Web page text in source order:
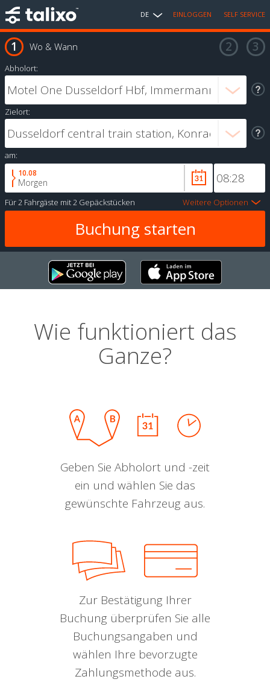
DE EINLOGGEN SELF SERVICE
Wo & Wann
Abholort:
Zielort:
am:
10.08
Morgen
Für2 Fahrgäste mit2 Gepäckstücken Weitere Optionen
Wie funktioniert das
Ganze?
Geben Sie Abholort und -zeit
ein und wählen Sie das
gewünschte Fahrzeug aus.
Zur Bestätigung Ihrer
Buchung überprüfen Sie alle
Buchungsangaben und
wählen Ihre bevorzugte
Zahlungsmethode aus.